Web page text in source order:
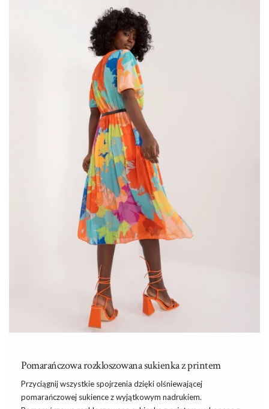
zaoferować Ci jak najszerszy wybór modnych ubrań damskich
https://goo.gl/rbKFty na każdą okazję.
Beżowa gładka bluzka na co dzień z
dekoltem w serek
Ta wyjątkowa bluzka jest wykonana z …
Pomarańczowa rozkloszowana sukienka z printem
Przyciągnij wszystkie spojrzenia dzięki olśniewającej
pomarańczowej sukience z wyjątkowym nadrukiem.